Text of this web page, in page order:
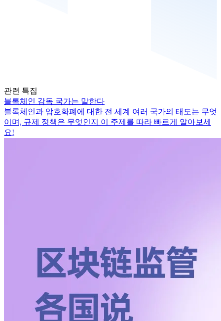
관련 특집
블록체인 감독 국가는 말한다
블록체인과 암호화폐에 대한 전 세계 여러 국가의 태도는 무엇
이며, 규제 정책은 무엇인지 이 주제를 따라 빠르게 알아보세
요!